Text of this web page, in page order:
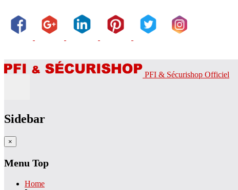
PFI & Sécurishop Officiel
Sidebar
×
Menu Top
Home